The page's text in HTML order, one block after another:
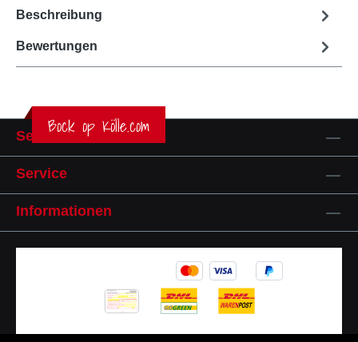
Beschreibung
Bewertungen
Bock op Kölle.com
Service-Hotline
Service
Informationen